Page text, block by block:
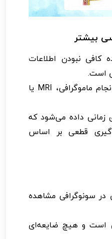
کافی نبودن اطلاعات
است.
ممکن است نیاز به انجام ماموگرافی، MRI یا
زمانی داده می‌شود که
قطعی بر اساس
سونوگرافی مشاهده
است و هیچ ضایعه‌ای